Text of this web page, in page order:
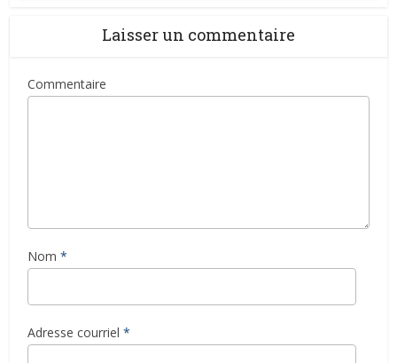
Laisser un commentaire
Commentaire
Nom *
Adresse courriel *